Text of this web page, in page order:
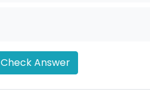
Check Answer